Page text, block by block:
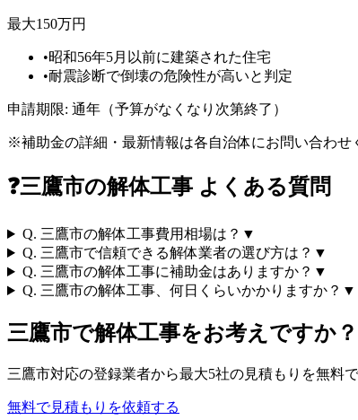
最大150万円
•昭和56年5月以前に建築された住宅
•耐震診断で倒壊の危険性が高いと判定
申請期限: 通年（予算がなくなり次第終了）
※補助金の詳細・最新情報は各自治体にお問い合わせ
❓三鷹市の解体工事 よくある質問
Q. 三鷹市の解体工事費用相場は？ ▼
Q. 三鷹市で信頼できる解体業者の選び方は？ ▼
Q. 三鷹市の解体工事に補助金はありますか？ ▼
Q. 三鷹市の解体工事、何日くらいかかりますか？ ▼
三鷹市で解体工事をお考えですか？
三鷹市対応の登録業者から最大5社の見積もりを無料
無料で見積もりを依頼する